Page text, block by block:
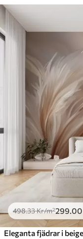
498.33Kr/m²299 .00